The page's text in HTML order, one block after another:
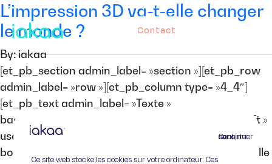
Continuer sans accepter
Ce site web stocke les cookies sur votre ordinateur. Ces
Contact
L’impression 3D va-t-elle changer
le monde ?
By: iakaa
[et_pb_section admin_label= »section »][et_pb_row
admin_label= »row »][et_pb_column type= »4_4″]
[et_pb_text admin_label= »Texte »
background_layout= »light » text_orientation= »left »
use_border_color= »off » border_color= »#ffffff »
border_style= »solid »] L’impression tridimensionnelle